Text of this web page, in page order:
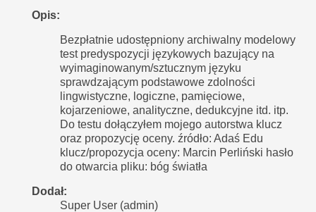
Opis:
Bezpłatnie udostępniony archiwalny modelowy
test predyspozycji językowych bazujący na
wyimaginowanym/sztucznym języku
sprawdzającym podstawowe zdolności
lingwistyczne, logiczne, pamięciowe,
kojarzeniowe, analityczne, dedukcyjne itd. itp.
Do testu dołączyłem mojego autorstwa klucz
oraz propozycję oceny. źródło: Adaś Edu
klucz/propozycja oceny: Marcin Perliński hasło
do otwarcia pliku: bóg światła
Dodał:
Super User (admin)